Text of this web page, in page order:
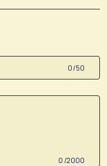
0 /50
0 /2000